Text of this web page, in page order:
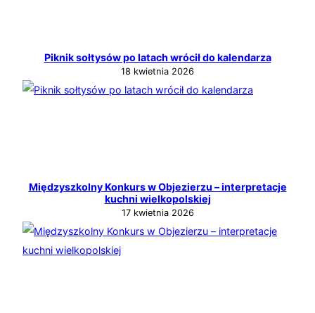
Piknik sołtysów po latach wrócił do kalendarza
18 kwietnia 2026
Międzyszkolny Konkurs w Objezierzu – interpretacje
kuchni wielkopolskiej
17 kwietnia 2026